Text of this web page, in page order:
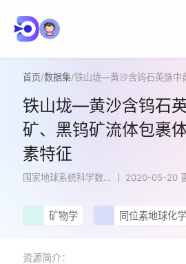
首页/数据集/
铁山垅—黄沙含钨石
矿、黑钨矿流体包裹
素特征
国家地球系统科学数
2020-05-20
矿物学 同位素地球化学
资源简介：